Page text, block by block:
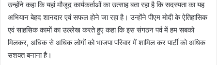
उन्होंने कहा कि यहां मौजूद कार्यकर्ताओं का उत्साह बता रहा है कि सदस्यता का यह
अभियान बेहद शानदार एवं सफल होने जा रहा है। उन्होंने पीएम मोदी के ऐतिहासिक
एवं साहसिक कामों का उल्लेख करते हुए कहा कि इस संगठन पर्व में हम सबको
मिलकर, अधिक से अधिक लोगों को भाजपा परिवार में शामिल कर पार्टी को अधिक
सशक्त बनाना है।